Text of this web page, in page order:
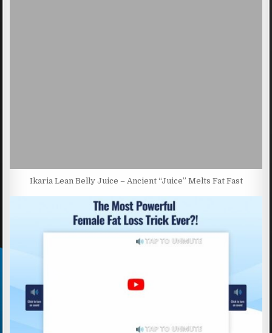
Ikaria Lean Belly Juice – Ancient “Juice” Melts Fat Fast